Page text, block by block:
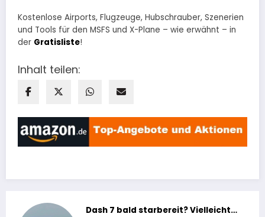
Kostenlose Airports, Flugzeuge, Hubschrauber, Szenerien
und Tools für den MSFS und X-Plane – wie erwähnt – in
der Gratisliste!
Inhalt teilen:
Dash 7 bald starbereit? Vielleicht…